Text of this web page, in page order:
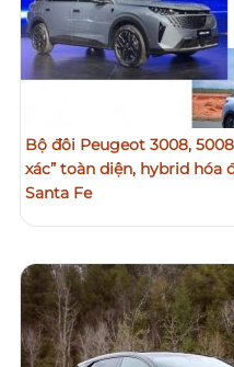
Bộ đôi Peugeot 3008,
xác” toàn diện, hybrid hóa
Santa Fe